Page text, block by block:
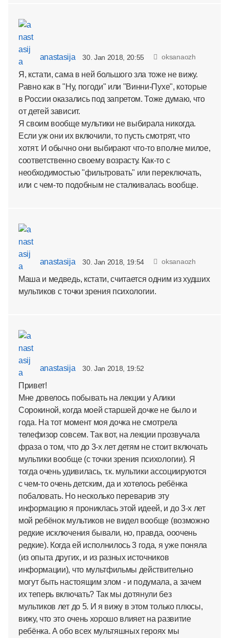
anastasija 30. Jan 2018, 20:55 oksanaozh
Я, кстати, сама в ней большого зла тоже не вижу.
Равно как в "Ну, погоди" или "Винни-Пухе", которые
в России оказались под запретом. Тоже думаю, что
от детей зависит.
Я своим вообще мультики не выбирала никогда.
Если уж они их включили, то пусть смотрят, что
хотят. И обычно они выбирают что-то вполне милое,
соответственно своему возрасту. Как-то с
необходимостью "фильтровать" или переключать,
или с чем-то подобным не сталкивалась вообще.
anastasija 30. Jan 2018, 19:54 oksanaozh
Маша и медведь, кстати, считается одним из худших
мультиков с точки зрения психологии.
anastasija 30. Jan 2018, 19:52
Привет!
Мне довелось побывать на лекции у Алики
Сорокиной, когда моей старшей дочке не было и
года. На тот момент моя дочка не смотрела
телефизор совсем. Так вот, на лекции прозвучала
фраза о том, что до 3-х лет детям не стоит включать
мультики вообще (с точки зрения психологии). Я
тогда очень удивилась, т.к. мультики ассоциируются
с чем-то очень детским, да и хотелось ребёнка
побаловать. Но несколько переварив эту
информацию я прониклась этой идеей, и до 3-х лет
мой ребёнок мультиков не видел вообще (возможно
редкие исключения бывали, но, правда, ооочень
редкие). Когда ей исполнилось 3 года, я уже поняла
(из опыта других, и из разных источников
информации), что мультфильмы действительно
могут быть настоящим злом - и подумала, а зачем
их теперь включать? Так мы дотянули без
мультиков лет до 5. И я вижу в этом только плюсы,
вижу, что это очень хорошо влияет на развитие
ребёнка. А обо всех мультяшных героях мы